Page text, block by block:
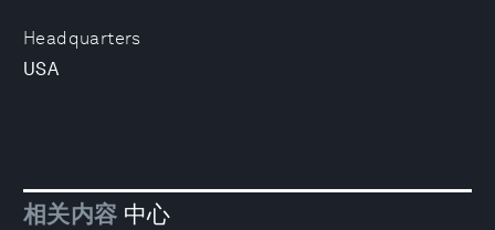
Headquarters
USA
相关内容 中心